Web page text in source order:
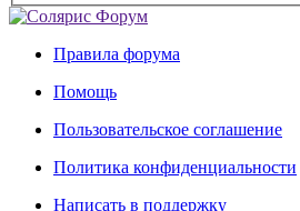
Правила форума
Помощь
Пользовательское соглашение
Политика конфиденциальности
Написать в поддержку